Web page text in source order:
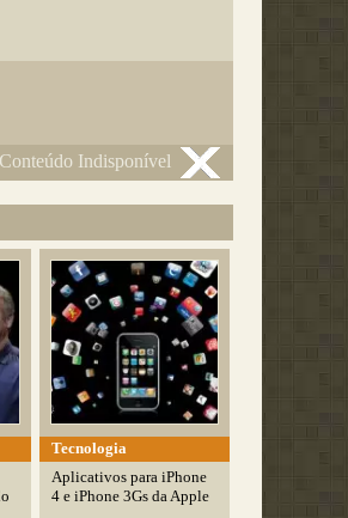
Conteúdo Indisponível
Tecnologia
Aplicativos para iPhone
4 e iPhone 3Gs da Apple